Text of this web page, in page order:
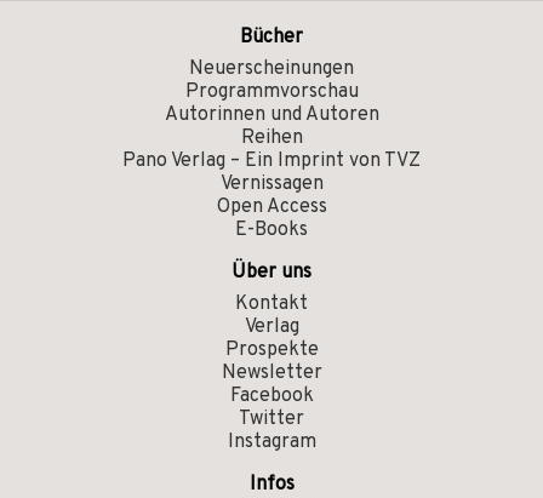
Bücher
Neuerscheinungen
Programmvorschau
Autorinnen und Autoren
Reihen
Pano Verlag – Ein Imprint von TVZ
Vernissagen
Open Access
E-Books
Über uns
Kontakt
Verlag
Prospekte
Newsletter
Facebook
Twitter
Instagram
Infos